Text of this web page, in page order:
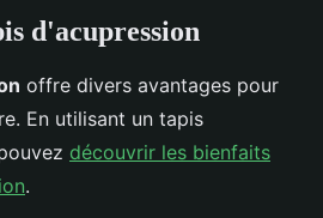
d'acupression
offre divers avantages pour
En utilisant un tapis
découvrir les bienfaits
.